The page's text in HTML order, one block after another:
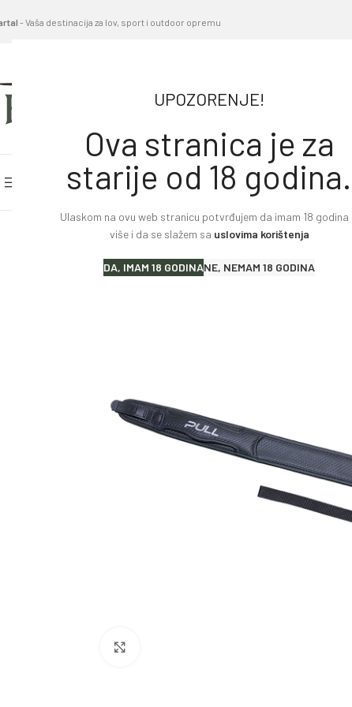
UPOZORENJE!
Ova stranica je za
starije od 18 godina.
Ulaskom na ovu web stranicu potvrđujem da imam 18 godina
više i da se slažem sa uslovima korištenja
DA, IMAM 18 GODINANE, NEMAM 18 GODINA
- Vaša destinacija za lov, sport i outdoor opremu
PRETRAŽITE KATEGORIJE POČETNA STRANICA
Home »Proizvodi »Remnik za pušku „PULL“ Leather